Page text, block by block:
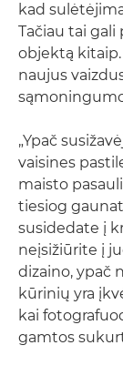
kad
Tačiau tai
objektą
naujus
„Ypač
vaisines
maisto
tiesiog
susidedate į
neįsižiūrite į
dizaino, ypač
kūrinių yra
kai
gamtos